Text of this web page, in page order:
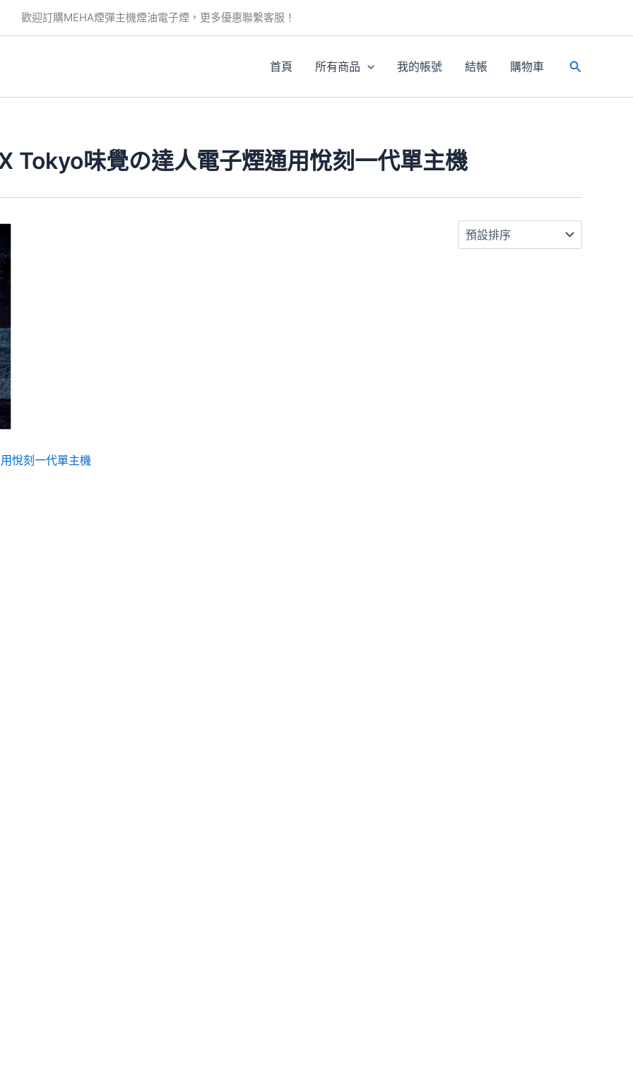
歡迎訂購MEHA煙彈主機煙油電子煙，更多優惠聯繫客服！
首頁 所有商品 我的帳號 結帳 購物車
搜
Tokyo味覺の達人電子煙通用悅刻一代單主機
悅刻一代單主機